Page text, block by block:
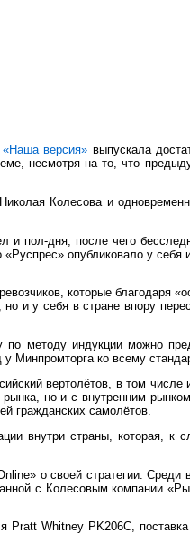
«Наша версия» выпускала
несмотря на то, что
Колесова и
пол-дня, после чего
опубликовало у себя
которые благодаря
и у себя в стране впору
методу индукции можно
ко всему
вертолётов, в том
но и с внутренним
гражданских самолётов.
внутри страны, которая,
о своей стратегии.
с Колесовым компании
Whitney PK206C,